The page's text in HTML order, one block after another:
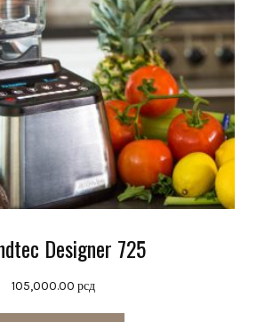
Designer 725
105,000.00 рсд